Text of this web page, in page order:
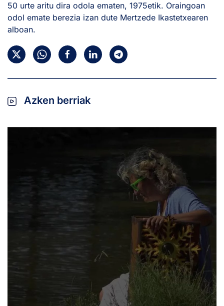
50 urte aritu dira odola ematen, 1975etik. Oraingoan
odol emate berezia izan dute Mertzede Ikastetxearen
alboan.
Azken berriak